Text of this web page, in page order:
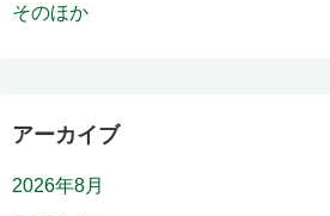
そのほか
アーカイブ
2026年8月